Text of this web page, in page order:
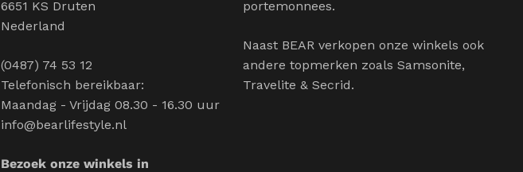
6651 KS Druten
Nederland
(0487) 74 53 12
Telefonisch bereikbaar:
Maandag - Vrijdag 08.30 - 16.30 uur
info@bearlifestyle.nl
Bezoek onze winkels in
portemonnees.
Naast BEAR verkopen onze winkels ook
andere topmerken zoals Samsonite,
Travelite & Secrid.